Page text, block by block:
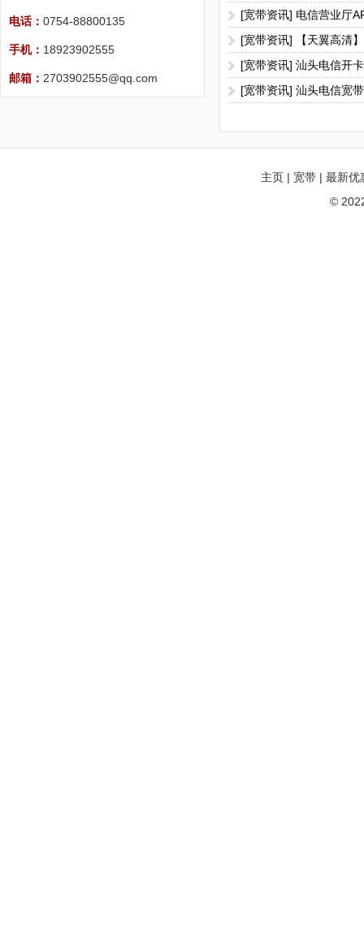
电话： 0754-88800135
手机： 18923902555
邮箱： 2703902555@qq.com
[宽带资讯] 电信营业厅
[宽带资讯] 【天翼高清
[宽带资讯] 汕头电信开
[宽带资讯] 汕头电信宽
主页 | 宽带 | 最新优
©